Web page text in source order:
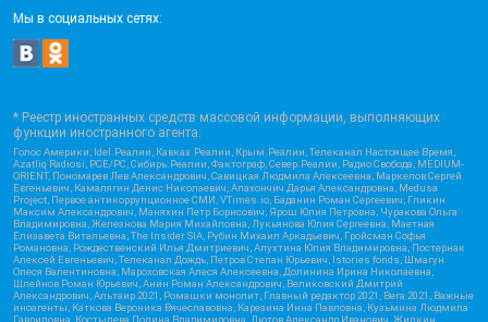
Мы в социальных сетях:
* Реестр иностранных средств массовой информации, выполняющих
функции иностранного агента:
Голос Америки, Idel.Реалии, Кавказ.Реалии, Крым.Реалии, Телеканал Настоящее Время,
Azatliq Radiosi, PCE/PC, Сибирь.Реалии, Фактограф, Север.Реалии, Радио Свобода, MEDIUM-
ORIENT, Пономарев Лев Александрович, Савицкая Людмила Алексеевна, Маркелов Сергей
Евгеньевич, Камалягин Денис Николаевич, Апахончич Дарья Александровна, Medusa
Project, Первое антикоррупционное СМИ, VTimes.io, Баданин Роман Сергеевич, Гликин
Максим Александрович, Маняхин Петр Борисович, Ярош Юлия Петровна, Чуракова Ольга
Владимировна, Железнова Мария Михайловна, Лукьянова Юлия Сергеевна, Маетная
Елизавета Витальевна, The Insider SIA, Рубин Михаил Аркадьевич, Гройсман Софья
Романовна, Рождественский Илья Дмитриевич, Апухтина Юлия Владимировна, Постернак
Алексей Евгеньевич, Телеканал Дождь, Петров Степан Юрьевич, Istories fonds, Шмагун
Олеся Валентиновна, Мароховская Алеся Алексеевна, Долинина Ирина Николаевна,
Шлейнов Роман Юрьевич, Анин Роман Александрович, Великовский Дмитрий
Александрович, Альтаир 2021, Ромашки монолит, Главный редактор 2021, Вега 2021, Важные
иноагенты, Каткова Вероника Вячеславовна, Карезина Инна Павловна, Кузьмина Людмила
Гавриловна, Костылева Полина Владимировна, Лютов Александр Иванович, Жилкин